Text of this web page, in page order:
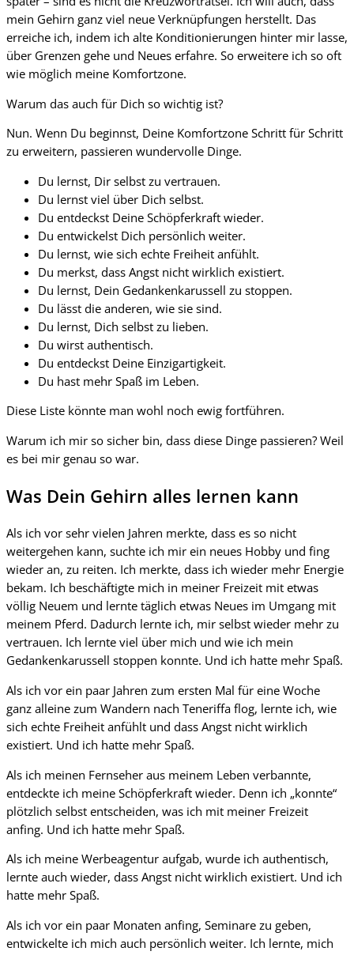
mein Gehirn ganz viel neue Verknüpfungen herstellt. Das
erreiche ich, indem ich alte Konditionierungen hinter mir lasse,
über Grenzen gehe und Neues erfahre. So erweitere ich so oft
wie möglich meine Komfortzone.
Warum das auch für Dich so wichtig ist?
Nun. Wenn Du beginnst, Deine Komfortzone Schritt für Schritt
zu erweitern, passieren wundervolle Dinge.
Du lernst, Dir selbst zu vertrauen.
Du lernst viel über Dich selbst.
Du entdeckst Deine Schöpferkraft wieder.
Du entwickelst Dich persönlich weiter.
Du lernst, wie sich echte Freiheit anfühlt.
Du merkst, dass Angst nicht wirklich existiert.
Du lernst, Dein Gedankenkarussell zu stoppen.
Du lässt die anderen, wie sie sind.
Du lernst, Dich selbst zu lieben.
Du wirst authentisch.
Du entdeckst Deine Einzigartigkeit.
Du hast mehr Spaß im Leben.
Diese Liste könnte man wohl noch ewig fortführen.
Warum ich mir so sicher bin, dass diese Dinge passieren? Weil
es bei mir genau so war.
Was Dein Gehirn alles lernen kann
Als ich vor sehr vielen Jahren merkte, dass es so nicht
weitergehen kann, suchte ich mir ein neues Hobby und fing
wieder an, zu reiten. Ich merkte, dass ich wieder mehr Energie
bekam. Ich beschäftigte mich in meiner Freizeit mit etwas
völlig Neuem und lernte täglich etwas Neues im Umgang mit
meinem Pferd. Dadurch lernte ich, mir selbst wieder mehr zu
vertrauen. Ich lernte viel über mich und wie ich mein
Gedankenkarussell stoppen konnte. Und ich hatte mehr Spaß.
Als ich vor ein paar Jahren zum ersten Mal für eine Woche
ganz alleine zum Wandern nach Teneriffa flog, lernte ich, wie
sich echte Freiheit anfühlt und dass Angst nicht wirklich
existiert. Und ich hatte mehr Spaß.
Als ich meinen Fernseher aus meinem Leben verbannte,
entdeckte ich meine Schöpferkraft wieder. Denn ich „konnte“
plötzlich selbst entscheiden, was ich mit meiner Freizeit
anfing. Und ich hatte mehr Spaß.
Als ich meine Werbeagentur aufgab, wurde ich authentisch,
lernte auch wieder, dass Angst nicht wirklich existiert. Und ich
hatte mehr Spaß.
Als ich vor ein paar Monaten anfing, Seminare zu geben,
entwickelte ich mich auch persönlich weiter. Ich lernte, mich